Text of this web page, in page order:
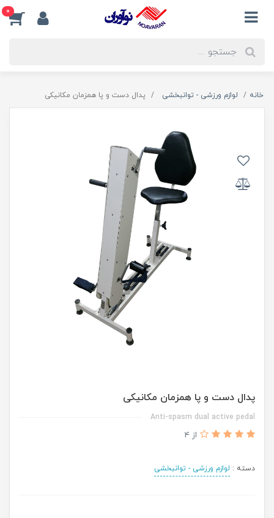
0
خانه لوازم ورزشی - توانبخشی پدال دست و پا همزمان مکانیکی
پدال دست و پا همزمان مکانیکی
Anti-spasm dual active pedal
از 4
دسته : لوازم ورزشی - توانبخشی